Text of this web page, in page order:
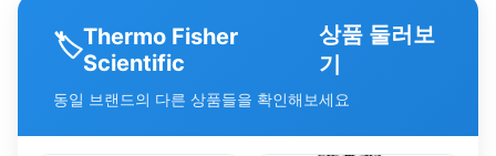
🏷️Thermo Fisher
Scientific
상품 둘러보
기
동일 브랜드의 다른 상품들을 확인해보세요